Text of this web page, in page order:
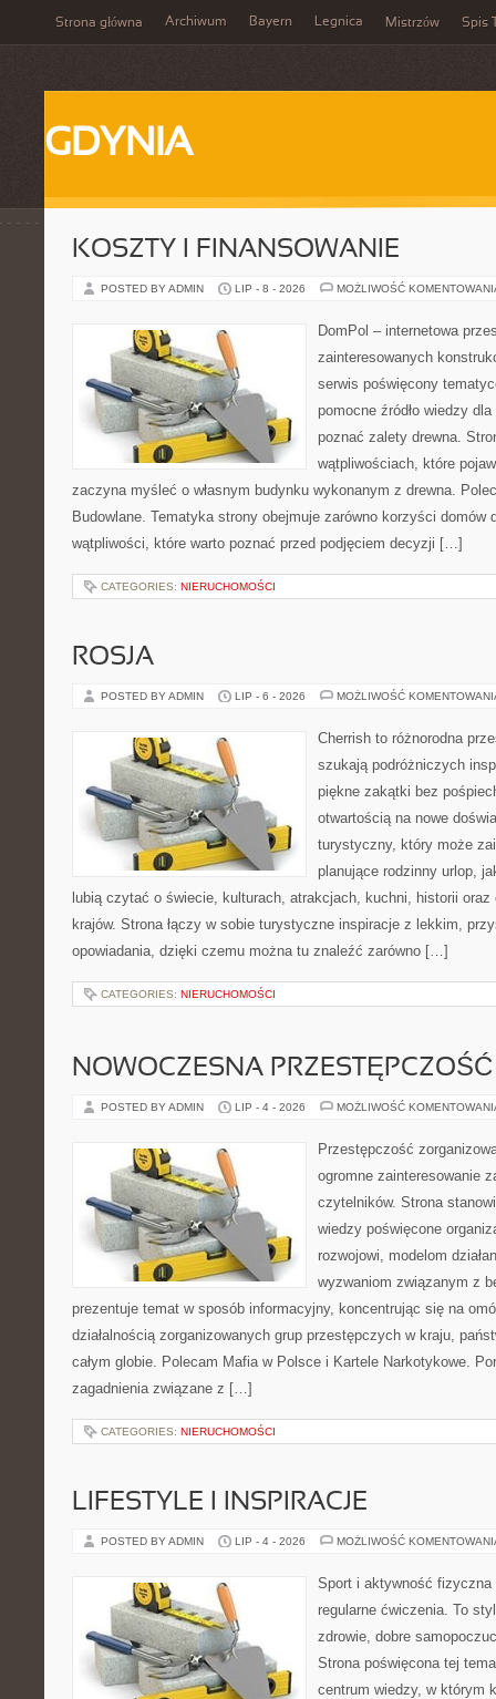
Strona główna Archiwum Bayern Legnica Mistrzów Spis
GDYNIA
KOSZTY I FINANSOWANIE
POSTED BY ADMIN LIP - 8 - 2026 MOŻLIWOŚĆ
DomPol – internetowa
zainteresowanych
serwis poświęcony
pomocne źródło wiedzy
poznać zalety drewna.
wątpliwościach, które
zaczyna myśleć o własnym budynku wykonanym z drewna.
Budowlane. Tematyka strony obejmuje zarówno korzyści domów
wątpliwości, które warto poznać przed podjęciem decyzji […]
CATEGORIES: NIERUCHOMOŚCI
ROSJA
POSTED BY ADMIN LIP - 6 - 2026 MOŻLIWOŚĆ
Cherrish to różnorodna
szukają podróżniczych
piękne zakątki bez
otwartością na nowe
turystyczny, który może
planujące rodzinny urlop,
lubią czytać o świecie, kulturach, atrakcjach, kuchni, historii
krajów. Strona łączy w sobie turystyczne inspiracje z lekkim,
opowiadania, dzięki czemu można tu znaleźć zarówno […]
CATEGORIES: NIERUCHOMOŚCI
NOWOCZESNA PRZESTĘPCZOŚĆ
POSTED BY ADMIN LIP - 4 - 2026 MOŻLIWOŚĆ
Przestępczość
ogromne zainteresowanie
czytelników. Strona
wiedzy poświęcone
rozwojowi, modelom
wyzwaniom związanym z
prezentuje temat w sposób informacyjny, koncentrując się na
działalnością zorganizowanych grup przestępczych w kraju,
całym globie. Polecam Mafia w Polsce i Kartele Narkotykowe.
zagadnienia związane z […]
CATEGORIES: NIERUCHOMOŚCI
LIFESTYLE I INSPIRACJE
POSTED BY ADMIN LIP - 4 - 2026 MOŻLIWOŚĆ
Sport i aktywność
regularne ćwiczenia. To
zdrowie, dobre
Strona poświęcona tej
centrum wiedzy, w którym